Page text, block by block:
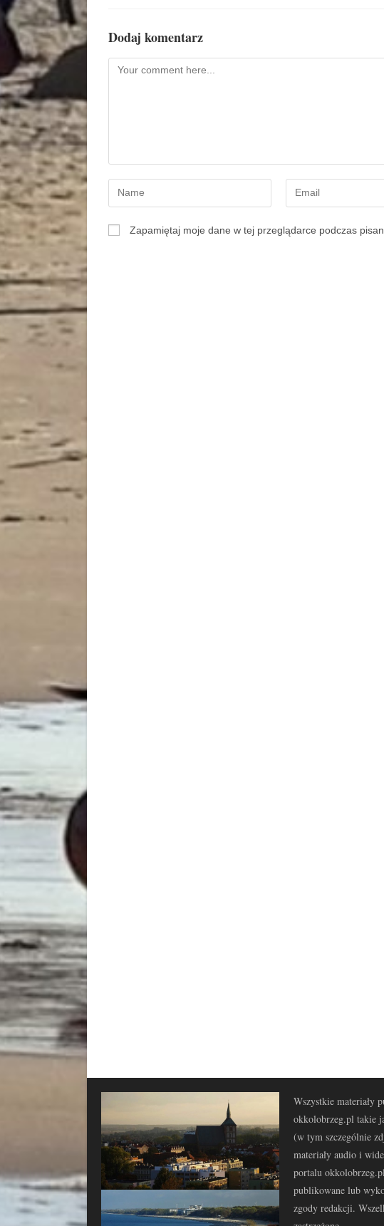
Dodaj komentarz
Zapamiętaj moje dane w tej przeglądarce podczas
Wszystkie materiały
okkolobrzeg.pl takie
(w tym szczególnie
materiały audio i
portalu
publikowane lub
zgody redakcji.